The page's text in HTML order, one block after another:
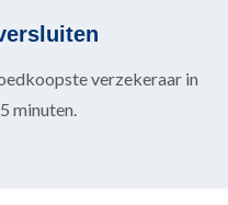
verzekeraar in
minuten.